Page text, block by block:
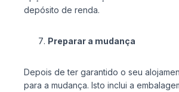
depósito de renda.
Preparar a mudança
Depois de ter garantido o seu
para a mudança. Isto inclui a